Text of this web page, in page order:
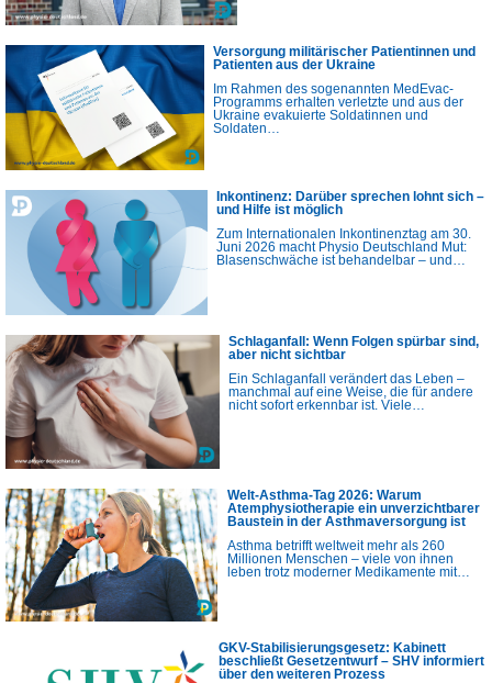
Versorgung militärischer Patientinnen und
Patienten aus der Ukraine
Im Rahmen des sogenannten MedEvac-
Programms erhalten verletzte und aus der
Ukraine evakuierte Soldatinnen und
Soldaten…
Inkontinenz: Darüber sprechen lohnt sich –
und Hilfe ist möglich
Zum Internationalen Inkontinenztag am 30.
Juni 2026 macht Physio Deutschland Mut:
Blasenschwäche ist behandelbar – und…
Schlaganfall: Wenn Folgen spürbar sind,
aber nicht sichtbar
Ein Schlaganfall verändert das Leben –
manchmal auf eine Weise, die für andere
nicht sofort erkennbar ist. Viele…
Welt-Asthma-Tag 2026: Warum
Atemphysiotherapie ein unverzichtbarer
Baustein in der Asthmaversorgung ist
Asthma betrifft weltweit mehr als 260
Millionen Menschen – viele von ihnen
leben trotz moderner Medikamente mit…
GKV-Stabilisierungsgesetz: Kabinett
beschließt Gesetzentwurf – SHV informiert
über den weiteren Prozess